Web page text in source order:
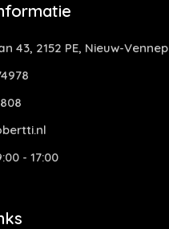
43, 2152 PE, Nieuw-Vennep
- 17:00